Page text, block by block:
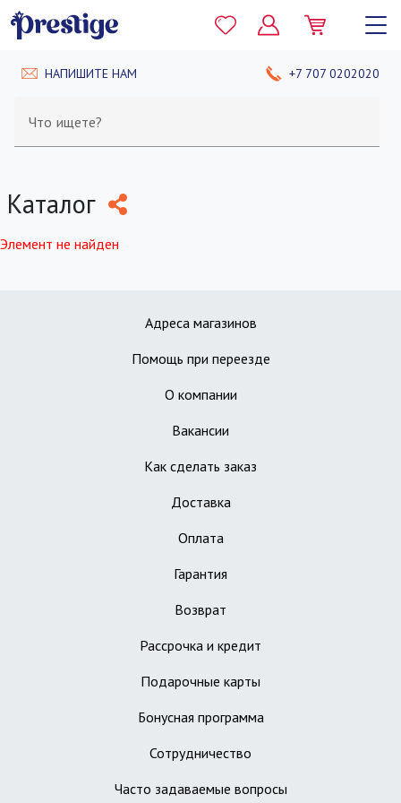
НАПИШИТЕ НАМ +7 707 0202020
Что ищете?
Каталог
Элемент не найден
Адреса магазинов
Помощь при переезде
О компании
Вакансии
Как сделать заказ
Доставка
Оплата
Гарантия
Возврат
Рассрочка и кредит
Подарочные карты
Бонусная программа
Сотрудничество
Часто задаваемые вопросы